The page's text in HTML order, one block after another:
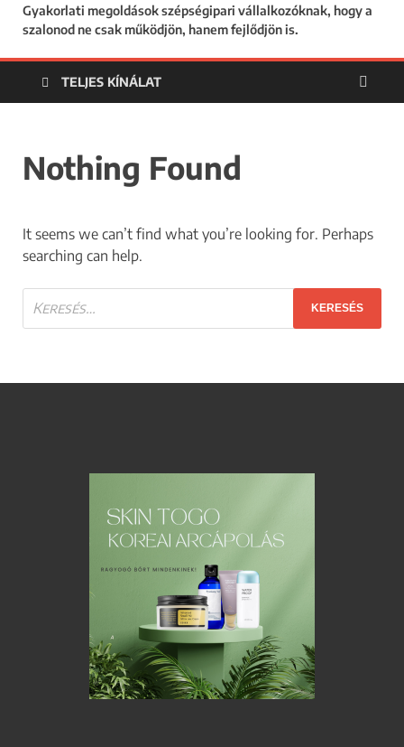
Gyakorlati megoldások szépségipari vállalkozóknak, hogy a
szalonod ne csak működjön, hanem fejlődjön is.
TELJES KÍNÁLAT
Nothing Found
It seems we can’t find what you’re looking for. Perhaps
searching can help.